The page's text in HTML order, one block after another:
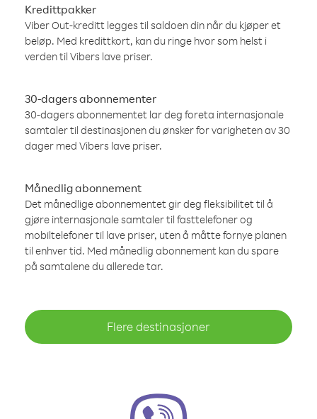
Kredittpakker
Viber Out-kreditt legges til saldoen din når du kjøper et
beløp. Med kredittkort, kan du ringe hvor som helst i
verden til Vibers lave priser.
30-dagers abonnementer
30-dagers abonnementet lar deg foreta internasjonale
samtaler til destinasjonen du ønsker for varigheten av 30
dager med Vibers lave priser.
Månedlig abonnement
Det månedlige abonnementet gir deg fleksibilitet til å
gjøre internasjonale samtaler til fasttelefoner og
mobiltelefoner til lave priser, uten å måtte fornye planen
til enhver tid. Med månedlig abonnement kan du spare
på samtalene du allerede tar.
Flere destinasjoner